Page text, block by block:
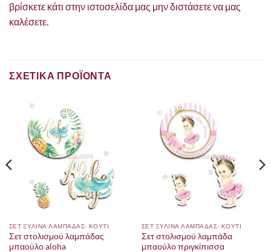
βρίσκετε κάτι στην ιστοσελίδα μας μην διστάσετε να μας
καλέσετε.
ΣΧΕΤΙΚΑ ΠΡΟΪΟΝΤΑ
ΣΕΤ ΞΥΛΙΝΑ ΛΑΜΠΑΔΑΣ- ΚΟΥΤΙ
Σετ στολισμού λαμπάδας
μπαούλο aloha
ΣΕΤ ΞΥΛΙΝΑ ΛΑΜΠΑΔΑΣ- ΚΟΥΤΙ
Σετ στολισμού λαμπάδα
μπαούλο πριγκίπισσα